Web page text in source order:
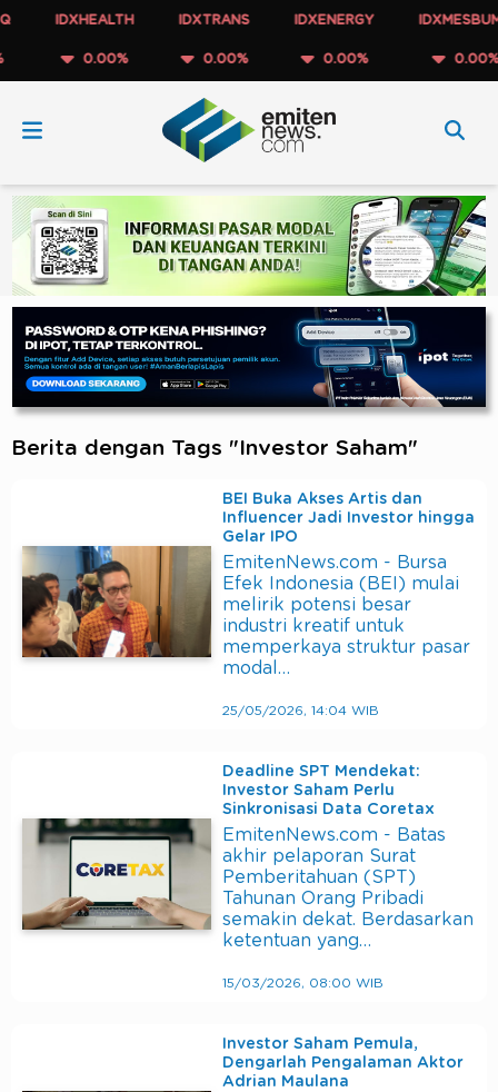
IDXHEALTH
0.00%
IDXTRANS
0.00%
IDXENERGY
0.00%
IDXMESBUMN
0.00%
Berita dengan Tags "Investor Saham"
BEI Buka Akses Artis dan
Influencer Jadi Investor hingga
Gelar IPO
EmitenNews.com - Bursa
Efek Indonesia (BEI) mulai
melirik potensi besar
industri kreatif untuk
memperkaya struktur pasar
modal…
25/05/2026, 14:04 WIB
Deadline SPT Mendekat:
Investor Saham Perlu
Sinkronisasi Data Coretax
EmitenNews.com - Batas
akhir pelaporan Surat
Pemberitahuan (SPT)
Tahunan Orang Pribadi
semakin dekat. Berdasarkan
ketentuan yang…
15/03/2026, 08:00 WIB
Investor Saham Pemula,
Dengarlah Pengalaman Aktor
Adrian Maulana